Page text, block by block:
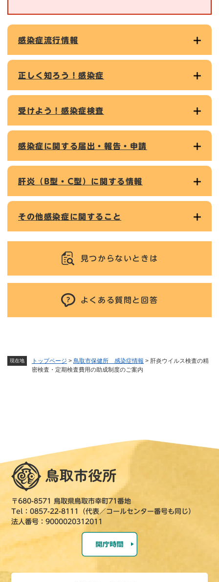
現在地 トップページ > 鳥取市保健所 感染症情報 > 肝炎ウイルス検査の精
密検査・定期検査費用の助成制度のご案内
感染症流行情報
正しく知ろう！感染症
受けよう！感染症検査
感染症に関する届出・報告・申請
肝炎（B型・C型）に関する情報
その他感染症に関すること
見つからないときは
よくある質問と回答
〒680-8571 鳥取県鳥取市幸町71番地
Tel：0857-22-8111（代表／コールセンター番号も同じ）
法人番号：9000020312011